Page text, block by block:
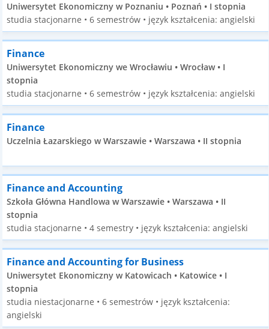
Uniwersytet Ekonomiczny w Poznaniu • Poznań • I stopnia
studia stacjonarne • 6 semestrów • język kształcenia: angielski
Finance
Uniwersytet Ekonomiczny we Wrocławiu • Wrocław • I
stopnia
studia stacjonarne • 6 semestrów • język kształcenia: angielski
Finance
Uczelnia Łazarskiego w Warszawie • Warszawa • II stopnia
Finance and Accounting
Szkoła Główna Handlowa w Warszawie • Warszawa • II
stopnia
studia stacjonarne • 4 semestry • język kształcenia: angielski
Finance and Accounting for Business
Uniwersytet Ekonomiczny w Katowicach • Katowice • I
stopnia
studia niestacjonarne • 6 semestrów • język kształcenia:
angielski